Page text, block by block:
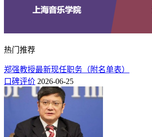
热门推荐
郑强教授最新现任职务（附名单表）
口碑评价 2026-06-25